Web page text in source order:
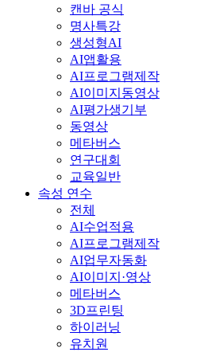
캔바 공식
명사특강
생성형AI
AI앱활용
AI프로그램제작
AI이미지동영상
AI평가생기부
동영상
메타버스
연구대회
교육일반
속성 연수
전체
AI수업적용
AI프로그램제작
AI업무자동화
AI이미지·영상
메타버스
3D프린팅
하이러닝
유치원